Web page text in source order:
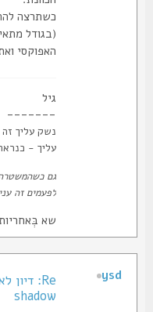
כשתרצה
(בגודל מתאים)
האפוקסי ואת
-------
נשק עליך זה
עליך - כנראה
גם כשהמשטרה
לפעמים זה עניין
שא בְּאחריות
shadow